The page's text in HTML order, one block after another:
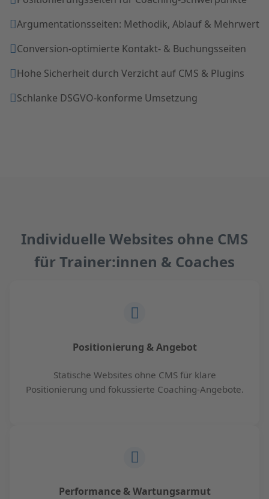
Argumentationsseiten: Methodik, Ablauf & Mehrwert
Conversion-optimierte Kontakt- & Buchungsseiten
Hohe Sicherheit durch Verzicht auf CMS & Plugins
Schlanke DSGVO-konforme Umsetzung
Individuelle Websites ohne CMS
für Trainer:innen & Coaches
Positionierung & Angebot
Statische Websites ohne CMS für klare
Positionierung und fokussierte Coaching-Angebote.
Performance & Wartungsarmut